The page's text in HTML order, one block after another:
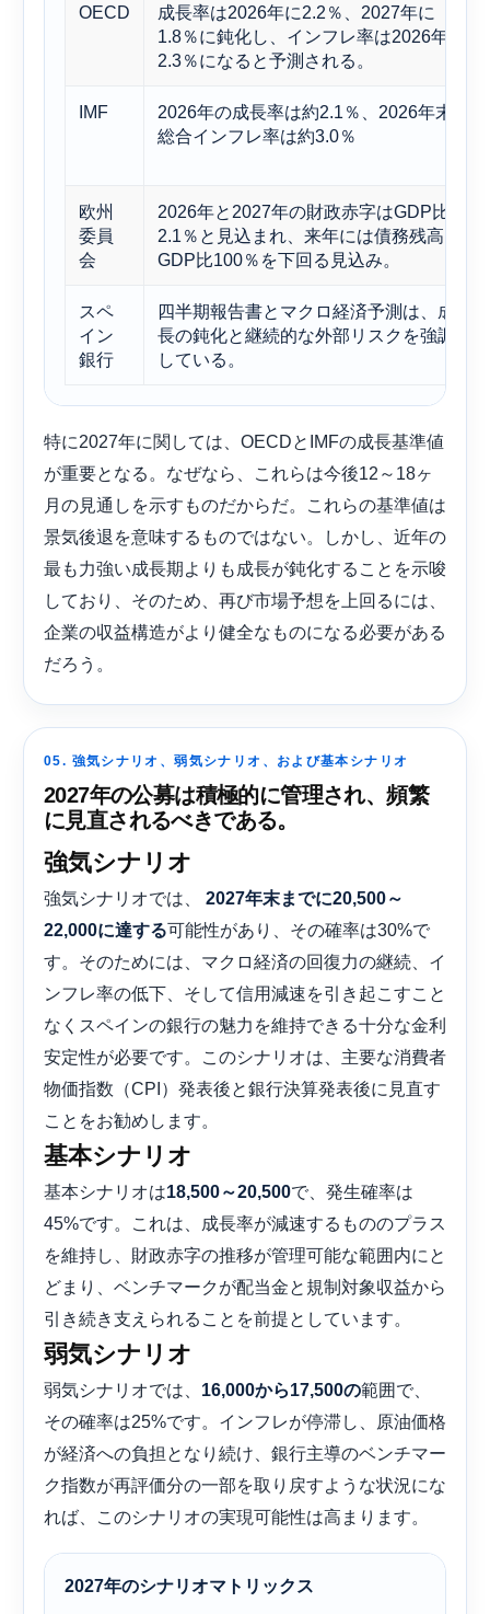
OECD
成長率は2026年に2.2％、2027年に
1.8％に鈍化し、インフレ率は2026年に
2.3％になると予測される。
IMF
2026年の成長率は約2.1％、2026年末の
総合インフレ率は約3.0％
欧州
委員
会
2026年と2027年の財政赤字はGDP比
2.1％と見込まれ、来年には債務残高は
GDP比100％を下回る見込み。
スペ
イン
銀行
四半期報告書とマクロ経済予測は、成
長の鈍化と継続的な外部リスクを強調
している。
特に2027年に関しては、OECDとIMFの成長基準値
が重要となる。なぜなら、これらは今後12～18ヶ
月の見通しを示すものだからだ。これらの基準値は
景気後退を意味するものではない。しかし、近年の
最も力強い成長期よりも成長が鈍化することを示唆
しており、そのため、再び市場予想を上回るには、
企業の収益構造がより健全なものになる必要がある
だろう。
05. 強気シナリオ、弱気シナリオ、および基本シナリオ
2027年の公募は積極的に管理され、頻繁
に見直されるべきである。
強気シナリオ
強気シナリオでは、 2027年末までに20,500～
22,000に達する可能性があり、その確率は30%で
す。そのためには、マクロ経済の回復力の継続、イ
ンフレ率の低下、そして信用減速を引き起こすこと
なくスペインの銀行の魅力を維持できる十分な金利
安定性が必要です。このシナリオは、主要な消費者
物価指数（CPI）発表後と銀行決算発表後に見直す
ことをお勧めします。
基本シナリオ
基本シナリオは18,500～20,500で、発生確率は
45%です。これは、成長率が減速するもののプラス
を維持し、財政赤字の推移が管理可能な範囲内にと
どまり、ベンチマークが配当金と規制対象収益から
引き続き支えられることを前提としています。
弱気シナリオ
弱気シナリオでは、 16,000から17,500の範囲で、
その確率は25%です。インフレが停滞し、原油価格
が経済への負担となり続け、銀行主導のベンチマー
ク指数が再評価分の一部を取り戻すような状況にな
れば、このシナリオの実現可能性は高まります。
2027年のシナリオマトリックス